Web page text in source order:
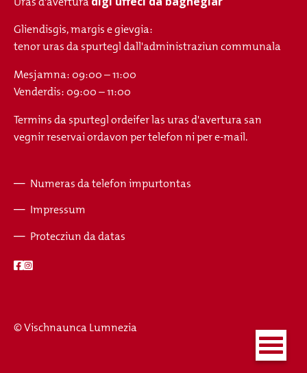
Gliendisgis, margis e gievgia:
tenor uras da spurtegl dall'administraziun communala
Mesjamna: 09:00 – 11:00
Venderdis: 09:00 – 11:00
Termins da spurtegl ordeifer las uras d'avertura san
vegnir reservai ordavon per telefon ni per e-mail.
Numeras da telefon impurtontas
Impressum
Protecziun da datas
© Vischnaunca Lumnezia